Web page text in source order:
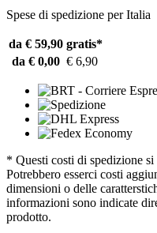
Spese di spedizione per Italia
da € 59,90 gratis*
da € 0,00 € 6,90
* Questi costi di spedizione
Potrebbero esserci costi
dimensioni o delle
informazioni sono indicate
prodotto.